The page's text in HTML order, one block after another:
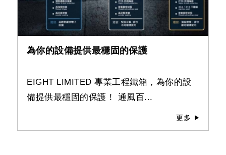
為你的設備提供最穩固的保護
EIGHT LIMITED 專業工程鐵箱，為你的設
備提供最穩固的保護！ 通風百...
更多